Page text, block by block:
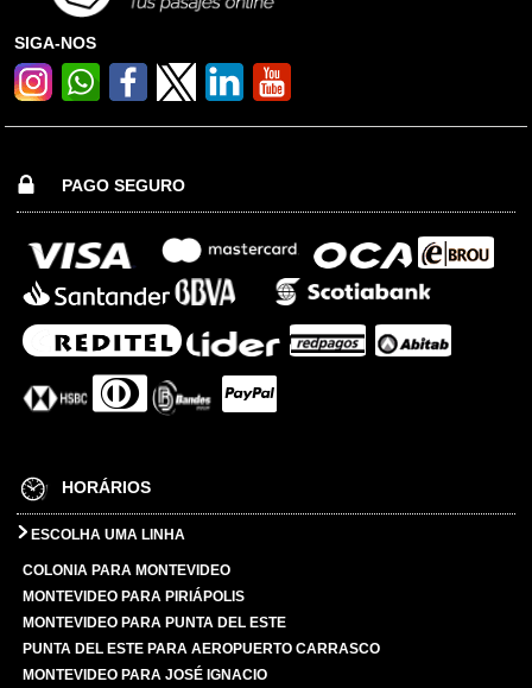
SIGA-NOS
PAGO SEGURO
HORÁRIOS
ESCOLHA UMA LINHA
COLONIA PARA MONTEVIDEO
MONTEVIDEO PARA PIRIÁPOLIS
MONTEVIDEO PARA PUNTA DEL ESTE
PUNTA DEL ESTE PARA AEROPUERTO CARRASCO
MONTEVIDEO PARA JOSÉ IGNACIO